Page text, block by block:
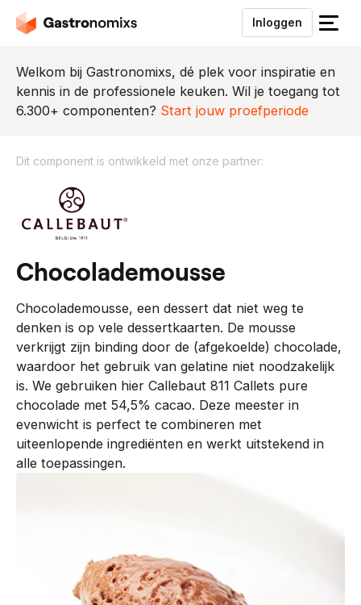
Inloggen
S
u
i
Welkom bij Gastronomixs, dé plek voor inspiratie en
kennis in de professionele keuken. Wil je toegang tot
6.300+ componenten? Start jouw proefperiode
Dit component is ontwikkeld met onze partner:
o
m
p
o
n
e
n
t
i
s
o
chocolademousse
Chocolademousse, een dessert dat niet weg te
denken is op vele dessertkaarten. De mousse
verkrijgt zijn binding door de (afgekoelde) chocolade,
waardoor het gebruik van gelatine niet noodzakelijk
is. We gebruiken hier Callebaut 811 Callets pure
chocolade met 54,5% cacao. Deze meester in
evenwicht is perfect te combineren met
uiteenlopende ingrediënten en werkt uitstekend in
alle toepassingen.